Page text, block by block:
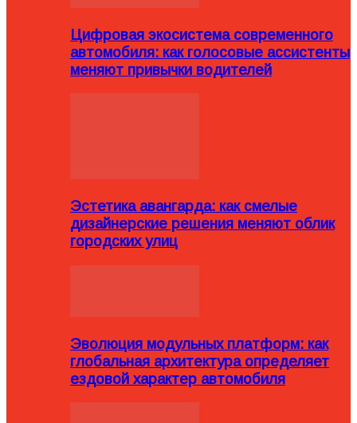
Цифровая экосистема современного
автомобиля: как голосовые ассистенты
меняют привычки водителей
Эстетика авангарда: как смелые
дизайнерские решения меняют облик
городских улиц
Эволюция модульных платформ: как
глобальная архитектура определяет
ездовой характер автомобиля